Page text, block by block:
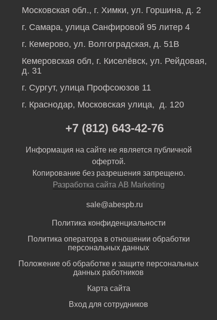
Московская обл., г. Химки, ул. Горшина, д. 2
г. Самара, улица Санфировой 95 литер 4
г. Кемерово, ул. Волгоградская, д. 51В
Кемеровская обл, г. Киселёвск, ул. Рейдовая,
д. 31
г. Сургут, улица Профсоюзов 11
г. Краснодар, Московская улица, д. 120
+7 (812) 643-42-76
Информация на сайте не является публичной
офертой.
Копирование без разрешения запрещено.
Разработка сайта AB Marketing
sale@abespb.ru
Политика конфиденциальности
Политика оператора в отношении обработки
персональных данных
Положение об обработке и защите персональных
данных работников
Карта сайта
Вход для сотрудников